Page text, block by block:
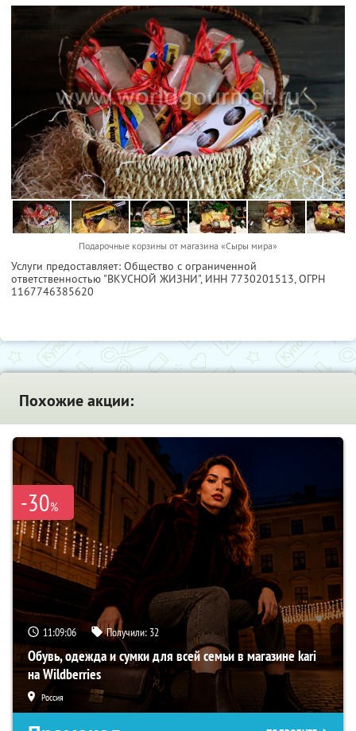
Подарочные корзины от магазина «Сыры мира»
Услуги предоставляет: Общество с ограниченной
ответственностью "ВКУСНОЙ ЖИЗНИ", ИНН 7730201513, ОГРН
1167746385620
Похожие акции:
-30%
11:09:05 Получили: 32
Обувь, одежда и сумки для всей семьи в магазине kari
на Wildberries
Россия